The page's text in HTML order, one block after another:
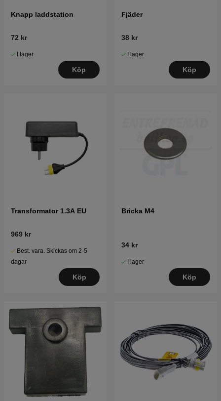
Knapp laddstation
72 kr
I lager
Köp
Fjäder
38 kr
I lager
Köp
Transformator 1.3A EU
969 kr
Best. vara. Skickas om 2-5
dagar
Köp
Bricka M4
34 kr
I lager
Köp